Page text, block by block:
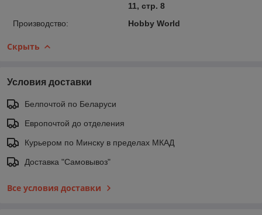
11, стр. 8
Производство:
Hobby World
Скрыть
Условия доставки
Белпочтой по Беларуси
Европочтой до отделения
Курьером по Минску в пределах МКАД
Доставка "Самовывоз"
Все условия доставки